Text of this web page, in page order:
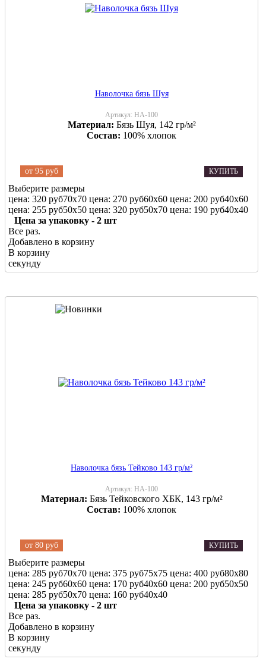
Наволочка бязь Шуя
Артикул: НА-100
Материал: Бязь Шуя, 142 гр/м²
Состав: 100% хлопок
от 95 руб КУПИТЬ
Выберите размеры
цена: 320 руб70х70 цена: 270 руб60х60 цена: 200 руб40х60
цена: 255 руб50х50 цена: 320 руб50х70 цена: 190 руб40х40
Цена за упаковку - 2 шт
Все раз.
Добавлено в корзину
В корзину
секунду
Наволочка бязь Тейково 143 гр/м²
Артикул: НА-100
Материал: Бязь Тейковского ХБК, 143 гр/м²
Состав: 100% хлопок
от 80 руб КУПИТЬ
Выберите размеры
цена: 285 руб70х70 цена: 375 руб75х75 цена: 400 руб80х80
цена: 245 руб60х60 цена: 170 руб40х60 цена: 200 руб50х50
цена: 285 руб50х70 цена: 160 руб40х40
Цена за упаковку - 2 шт
Все раз.
Добавлено в корзину
В корзину
секунду